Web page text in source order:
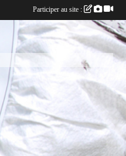
Participer au site :